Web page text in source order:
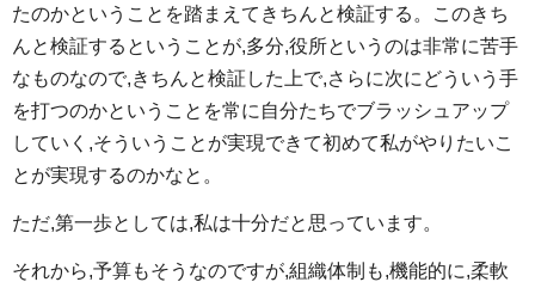
たのかということを踏まえてきちんと検証する。このきち
んと検証するということが,多分,役所というのは非常に苦手
なものなので,きちんと検証した上で,さらに次にどういう手
を打つのかということを常に自分たちでブラッシュアップ
していく,そういうことが実現できて初めて私がやりたいこ
とが実現するのかなと。
ただ,第一歩としては,私は十分だと思っています。
それから,予算もそうなのですが,組織体制も,機能的に,柔軟